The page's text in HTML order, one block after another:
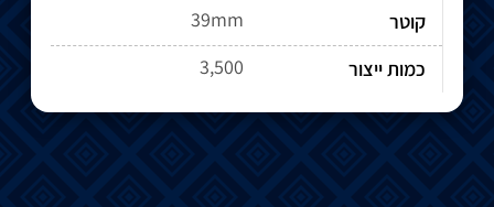
קוטר
39mm
כמות ייצור
3,500